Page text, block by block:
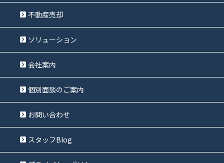
不動産売却
ソリューション
会社案内
個別面談のご案内
お問い合わせ
スタッフBlog